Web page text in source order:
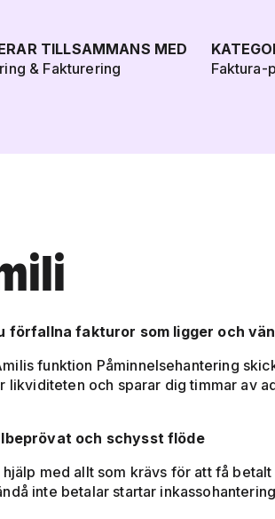
TILLSAMMANS MED
& Fakturering
Faktura-
förfallna fakturor som ligger och
funktion Påminnelsehantering
likviditeten och sparar dig timmar av
och schysst flöde
hjälp med allt som krävs för att få
inte betalar startar